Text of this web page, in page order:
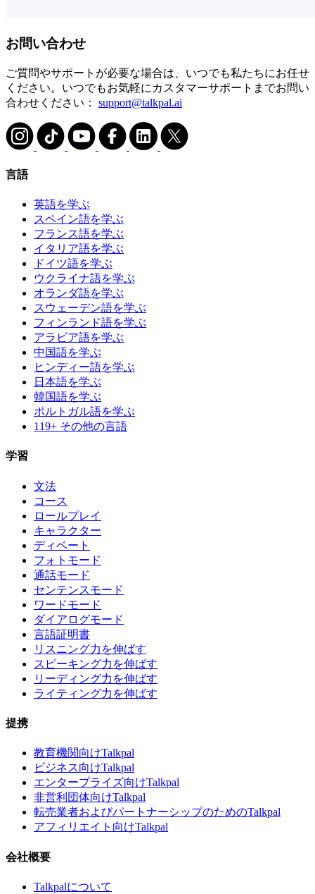
お問い合わせ
ご質問やサポートが必要な場合は、いつでも私たちにお任せ
ください。いつでもお気軽にカスタマーサポートまでお問い
合わせください： support@talkpal.ai
言語
英語を学ぶ
スペイン語を学ぶ
フランス語を学ぶ
イタリア語を学ぶ
ドイツ語を学ぶ
ウクライナ語を学ぶ
オランダ語を学ぶ
スウェーデン語を学ぶ
フィンランド語を学ぶ
アラビア語を学ぶ
中国語を学ぶ
ヒンディー語を学ぶ
日本語を学ぶ
韓国語を学ぶ
ポルトガル語を学ぶ
119+ その他の言語
学習
文法
コース
ロールプレイ
キャラクター
ディベート
フォトモード
通話モード
センテンスモード
ワードモード
ダイアログモード
言語証明書
リスニング力を伸ばす
スピーキング力を伸ばす
リーディング力を伸ばす
ライティング力を伸ばす
提携
教育機関向けTalkpal
ビジネス向けTalkpal
エンタープライズ向けTalkpal
非営利団体向けTalkpal
転売業者およびパートナーシップのためのTalkpal
アフィリエイト向けTalkpal
会社概要
Talkpalについて